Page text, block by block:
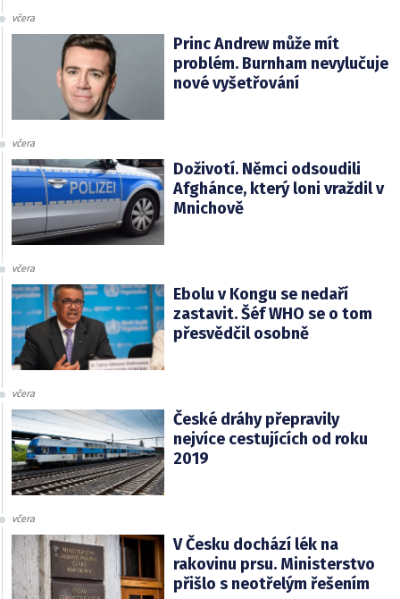
včera
Princ Andrew může mít
problém. Burnham nevylučuje
nové vyšetřování
včera
Doživotí. Němci odsoudili
Afghánce, který loni vraždil v
Mnichově
včera
Ebolu v Kongu se nedaří
zastavit. Šéf WHO se o tom
přesvědčil osobně
včera
České dráhy přepravily
nejvíce cestujících od roku
2019
včera
V Česku dochází lék na
rakovinu prsu. Ministerstvo
přišlo s neotřelým řešením